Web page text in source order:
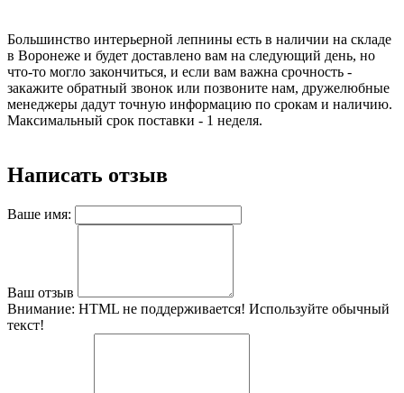
Большинство интерьерной лепнины есть в наличии на складе
в Воронеже и будет доставлено вам на следующий день, но
что-то могло закончиться, и если вам важна срочность -
закажите обратный звонок или позвоните нам, дружелюбные
менеджеры дадут точную информацию по срокам и наличию.
Максимальный срок поставки - 1 неделя.
Написать отзыв
Ваше имя:
Ваш отзыв
Внимание: HTML не поддерживается! Используйте обычный
текст!